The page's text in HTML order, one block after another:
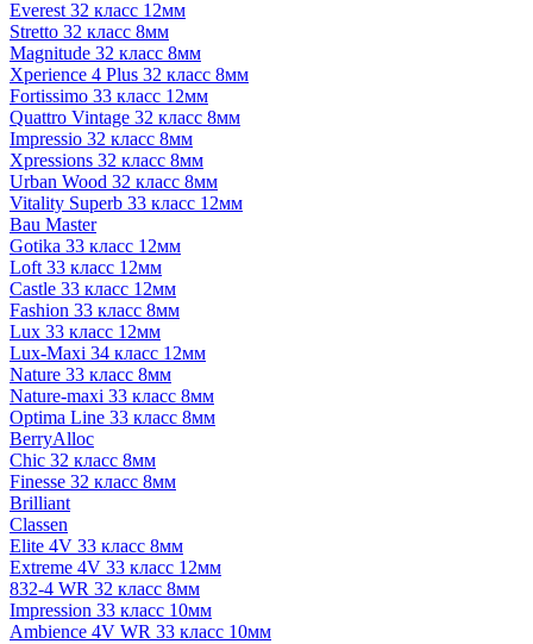
Everest 32 класс 12мм
Stretto 32 класс 8мм
Magnitude 32 класс 8мм
Xperience 4 Plus 32 класс 8мм
Fortissimo 33 класс 12мм
Quattro Vintage 32 класс 8мм
Impressio 32 класс 8мм
Xpressions 32 класс 8мм
Urban Wood 32 класс 8мм
Vitality Superb 33 класс 12мм
Bau Master
Gotika 33 класс 12мм
Loft 33 класс 12мм
Castle 33 класс 12мм
Fashion 33 класс 8мм
Lux 33 класс 12мм
Lux-Maxi 34 класс 12мм
Nature 33 класс 8мм
Nature-maxi 33 класс 8мм
Optima Line 33 класс 8мм
BerryAlloc
Chic 32 класс 8мм
Finesse 32 класс 8мм
Brilliant
Classen
Elite 4V 33 класс 8мм
Extreme 4V 33 класс 12мм
832-4 WR 32 класс 8мм
Impression 33 класс 10мм
Ambience 4V WR 33 класс 10мм